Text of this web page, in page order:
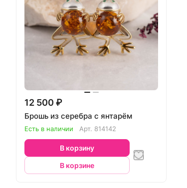
12 500 ₽
Брошь из серебра с янтарём
Есть в наличии Арт. 814142
В корзину
В корзине